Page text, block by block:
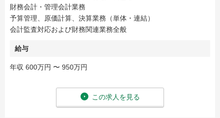
財務会計・管理会計業務
予算管理、原価計算、決算業務（単体・連結）
会計監査対応および財務関連業務全般
給与
年収 600万円 〜 950万円
この求人を見る